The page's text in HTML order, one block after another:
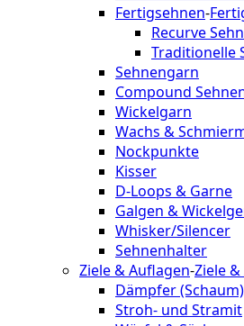
Fertigsehnen-
Recurve
Traditionelle
Sehnengarn
Compound
Wickelgarn
Wachs &
Nockpunkte
Kisser
D-Loops & Garne
Galgen &
Whisker/Silencer
Sehnenhalter
Ziele & Auflagen-Ziele
Dämpfer (Schaum)
Stroh- und Stramit